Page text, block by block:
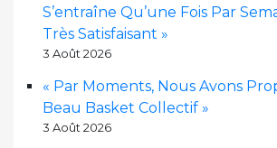
S’entraîne Qu’une Fois Par
Très Satisfaisant »
3 Août 2026
« Par Moments, Nous Avons
Beau Basket Collectif »
3 Août 2026